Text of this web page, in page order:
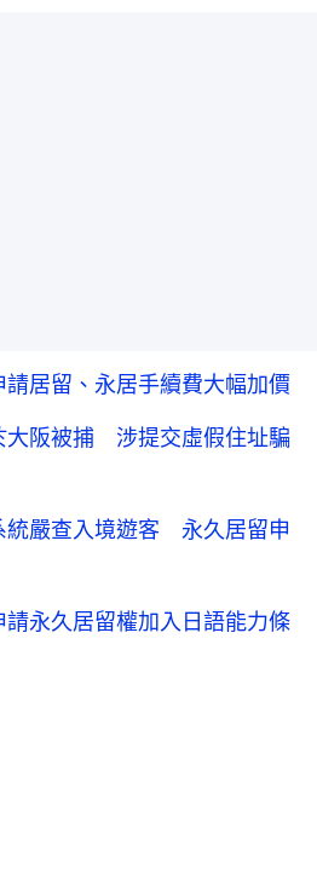
居留、永居手續費大幅加價
大阪被捕 涉提交虛假住址騙
統嚴查入境遊客 永久居留申
請永久居留權加入日語能力條